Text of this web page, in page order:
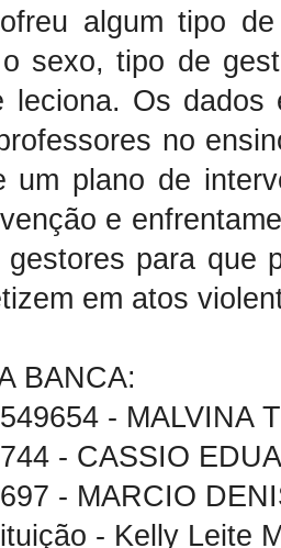
algum tipo
sexo, tipo de
leciona. Os
no
um plano de
e
gestores para que
em atos
BANCA:
- MALVINA
- CASSIO
- MARCIO
- Kelly Leite